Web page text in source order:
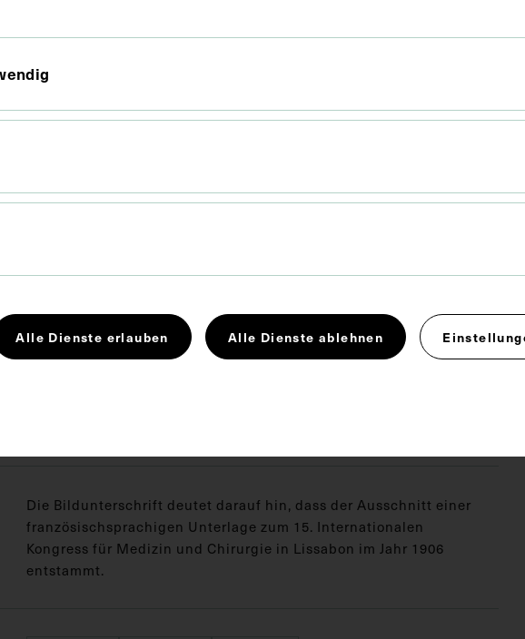
Die Bildunterschrift deutet darauf hin, dass der Ausschnitt einer
französischsprachigen Unterlage zum 15. Internationalen
Kongress für Medizin und Chirurgie in Lissabon im Jahr 1906
entstammt.
Alle Dienste erlauben Alle Dienste ablehnen